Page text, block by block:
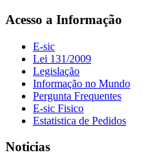
Acesso a Informação
E-sic
Lei 131/2009
Legislação
Informação no Mundo
Pergunta Frequentes
E-sic Fisico
Estatistica de Pedidos
Noticias